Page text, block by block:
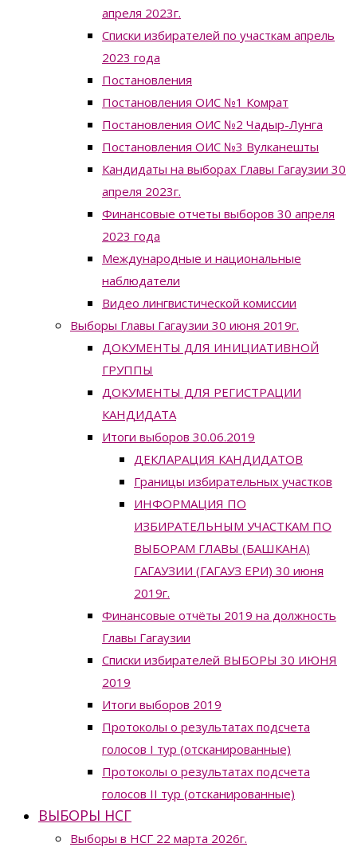
апреля 2023г.
Списки избирателей по участкам апрель
2023 года
Постановления
Постановления ОИС №1 Комрат
Постановления ОИС №2 Чадыр-Лунга
Постановления ОИС №3 Вулканешты
Кандидаты на выборах Главы Гагаузии 30
апреля 2023г.
Финансовые отчеты выборов 30 апреля
2023 года
Международные и национальные
наблюдатели
Видео лингвистической комиссии
Выборы Главы Гагаузии 30 июня 2019г.
ДОКУМЕНТЫ ДЛЯ ИНИЦИАТИВНОЙ
ГРУППЫ
ДОКУМЕНТЫ ДЛЯ РЕГИСТРАЦИИ
КАНДИДАТА
Итоги выборов 30.06.2019
ДЕКЛАРАЦИЯ КАНДИДАТОВ
Границы избирательных участков
ИНФОРМАЦИЯ ПО
ИЗБИРАТЕЛЬНЫМ УЧАСТКАМ ПО
ВЫБОРАМ ГЛАВЫ (БАШКАНА)
ГАГАУЗИИ (ГАГАУЗ ЕРИ) 30 июня
2019г.
Финансовые отчёты 2019 на должность
Главы Гагаузии
Списки избирателей ВЫБОРЫ 30 ИЮНЯ
2019
Итоги выборов 2019
Протоколы о результатах подсчета
голосов I тур (отсканированные)
Протоколы о результатах подсчета
голосов II тур (отсканированные)
ВЫБОРЫ НСГ
Выборы в НСГ 22 марта 2026г.